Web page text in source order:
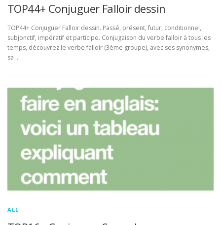
TOP44+ Conjuguer Falloir dessin
TOP44+ Conjuguer Falloir dessin. Passé, présent, futur, conditionnel,
subjonctif, impératif et participe. Conjugaison du verbe falloir à tous les
temps, découvrez le verbe falloir (3ème groupe), avec ses synonymes,
sa …
ALL